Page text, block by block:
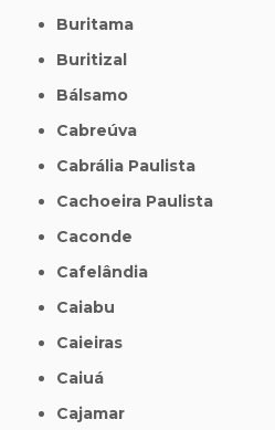
Buritama
Buritizal
Bálsamo
Cabreúva
Cabrália Paulista
Cachoeira Paulista
Caconde
Cafelândia
Caiabu
Caieiras
Caiuá
Cajamar